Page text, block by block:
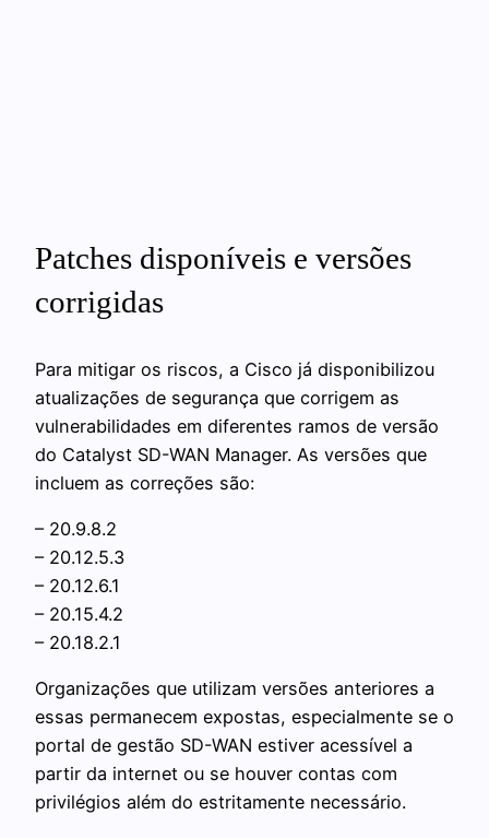
Patches disponíveis e versões
corrigidas
Para mitigar os riscos, a Cisco já disponibilizou
atualizações de segurança que corrigem as
vulnerabilidades em diferentes ramos de versão
do Catalyst SD-WAN Manager. As versões que
incluem as correções são:
– 20.9.8.2
– 20.12.5.3
– 20.12.6.1
– 20.15.4.2
– 20.18.2.1
Organizações que utilizam versões anteriores a
essas permanecem expostas, especialmente se o
portal de gestão SD-WAN estiver acessível a
partir da internet ou se houver contas com
privilégios além do estritamente necessário.